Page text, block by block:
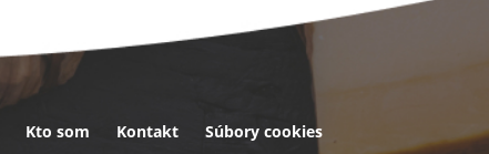
Kto som Kontakt Súbory cookies